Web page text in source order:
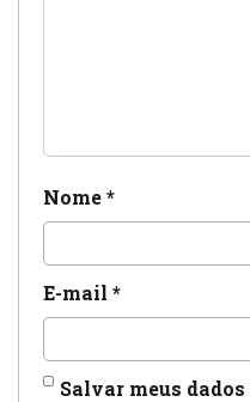
Nome*
E-mail *
Salvar meus